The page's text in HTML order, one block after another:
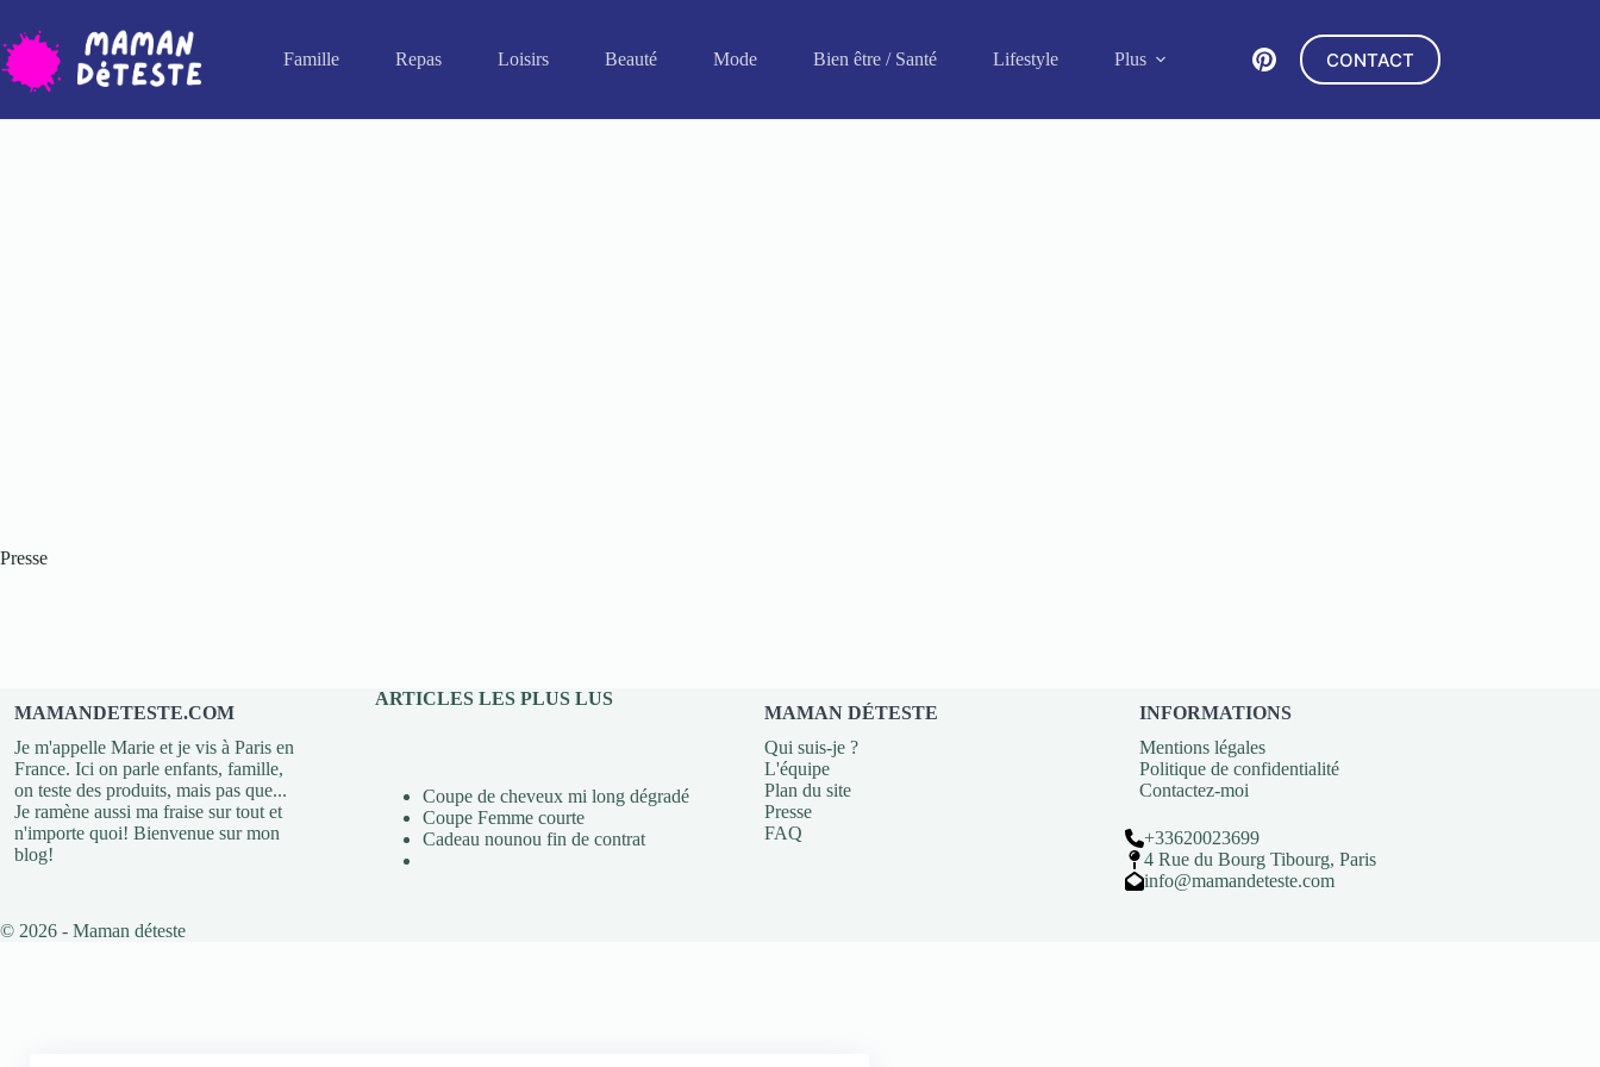
contenu
Famille Repas Loisirs Beauté Mode Bien être / Santé Lifestyle Plus CONTACT
Presse
MAMANDETESTE.COM
Je m'appelle Marie et je vis à Paris en
France. Ici on parle enfants, famille,
on teste des produits, mais pas que...
Je ramène aussi ma fraise sur tout et
n'importe quoi! Bienvenue sur mon
blog!
ARTICLES LES PLUS LUS
Coupe de cheveux mi long dégradé
Coupe Femme courte
Cadeau nounou fin de contrat
MAMAN DÉTESTE
Qui suis-je ?
L'équipe
Plan du site
Presse
FAQ
INFORMATIONS
Mentions légales
Politique de confidentialité
Contactez-moi
+33620023699
4 Rue du Bourg Tibourg, Paris
info@mamandeteste.com
© 2026 - Maman déteste